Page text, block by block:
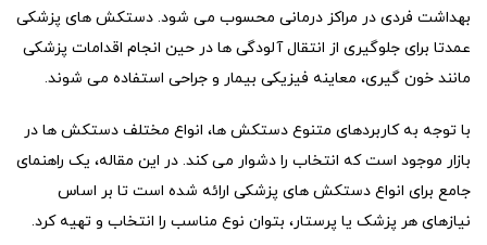
بهداشت فردی در مراکز درمانی محسوب می شود. دستکش های پزشکی
عمدتا برای جلوگیری از انتقال آلودگی ها در حین انجام اقدامات پزشکی
مانند خون گیری، معاینه فیزیکی بیمار و جراحی استفاده می شوند.
با توجه به کاربردهای متنوع دستکش ها، انواع مختلف دستکش ها در
بازار موجود است که انتخاب را دشوار می کند. در این مقاله، یک راهنمای
جامع برای انواع دستکش های پزشکی ارائه شده است تا بر اساس
نیازهای هر پزشک یا پرستار، بتوان نوع مناسب را انتخاب و تهیه کرد.